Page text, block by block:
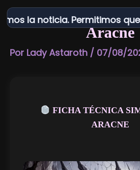
la noticia. Permitimos que
Aracne
Por Lady Astaroth / 07/08/
FICHA TÉCNICA
ARACNE